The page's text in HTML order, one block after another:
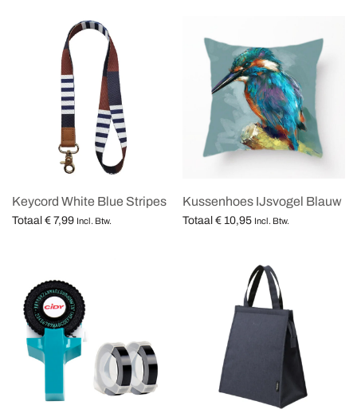
Keycord White Blue Stripes
Totaal € 7,99 Incl. Btw.
Kussenhoes IJsvogel Blauw
Totaal € 10,95 Incl. Btw.